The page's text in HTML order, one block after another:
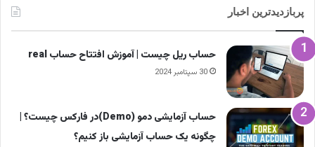
پربازدیدترین اخبار
حساب ریل چیست | آموزش افتتاح حساب real
30 سپتامبر 2024
حساب آزمایشی دمو (Demo)در فارکس چیست؟ |
چگونه یک حساب آزمایشی باز کنیم؟